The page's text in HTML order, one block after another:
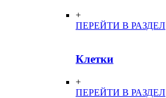
+
ПЕРЕЙТИ В РАЗДЕЛ
Клетки
+
ПЕРЕЙТИ В РАЗДЕЛ